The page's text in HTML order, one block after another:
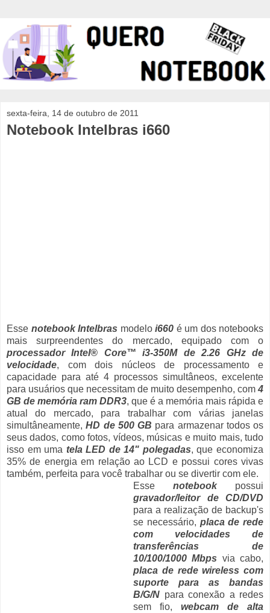
sexta-feira, 14 de outubro de 2011
Notebook Intelbras i660
Esse notebook Intelbras modelo i660 é um dos notebooks
mais surpreendentes do mercado, equipado com o
processador Intel® Core™ i3-350M de 2.26 GHz de
velocidade, com dois núcleos de processamento e
capacidade para até 4 processos simultâneos, excelente
para usuários que necessitam de muito desempenho, com4
GB de memória ram DDR3, que é a memória mais rápida e
atual do mercado, para trabalhar com várias janelas
simultâneamente,HD de 500 GB para armazenar todos os
seus dados, como fotos, vídeos, músicas e muito mais, tudo
isso em uma tela LED de 14" polegadas, que economiza
35% de energia em relação ao LCD e possui cores vivas
também, perfeita para você trabalhar ou se divertir com ele.
Esse notebook possui
gravador/leitor de CD/DVD
para a realização de backup's
se necessário, placa de rede
com velocidades de
transferências de
10/100/1000 Mbps via cabo,
placa de rede wireless com
suporte para as bandas
B/G/N para conexão a redes
sem fio, webcam de alta